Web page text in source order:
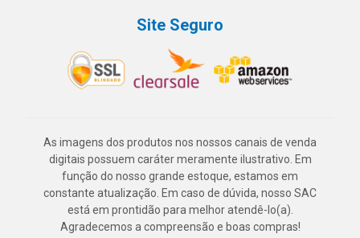
Site Seguro
As imagens dos produtos nos nossos canais de venda
digitais possuem caráter meramente ilustrativo. Em
função do nosso grande estoque, estamos em
constante atualização. Em caso de dúvida, nosso SAC
está em prontidão para melhor atendê-lo(a).
Agradecemos a compreensão e boas compras!